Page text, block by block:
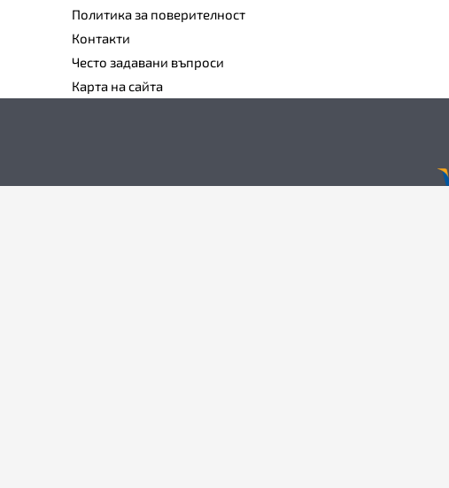
Политика за поверителност
Контакти
Често задавани въпроси
Карта на сайта